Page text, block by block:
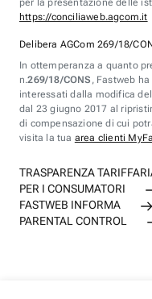
per la presentazione delle
https://conciliaweb.agcom.it
Delibera AGCom 269/18/
In ottemperanza a quanto
n.269/18/CONS , Fastweb
interessati dalla modifica
dal 23 giugno 2017 al
di compensazione di cui
visita la tua area clienti
TRASPARENZA
PER I CONSUMATORI
FASTWEB INFORMA
PARENTAL CONTROL